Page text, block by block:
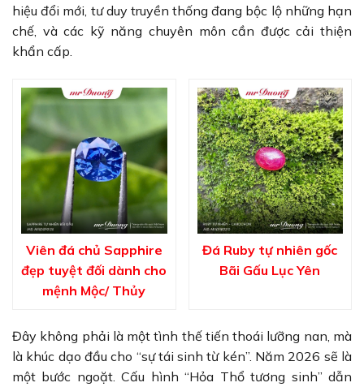
hiệu đổi mới, tư duy truyền thống đang bộc lộ những hạn
chế, và các kỹ năng chuyên môn cần được cải thiện
khẩn cấp.
Viên đá chủ Sapphire
đẹp tuyệt đối dành cho
mệnh Mộc/ Thủy
Đá Ruby tự nhiên gốc
Bãi Gấu Lục Yên
Đây không phải là một tình thế tiến thoái lưỡng nan, mà
là khúc dạo đầu cho “sự tái sinh từ kén”. Năm 2026 sẽ là
một bước ngoặt. Cấu hình “Hỏa Thổ tương sinh” dẫn